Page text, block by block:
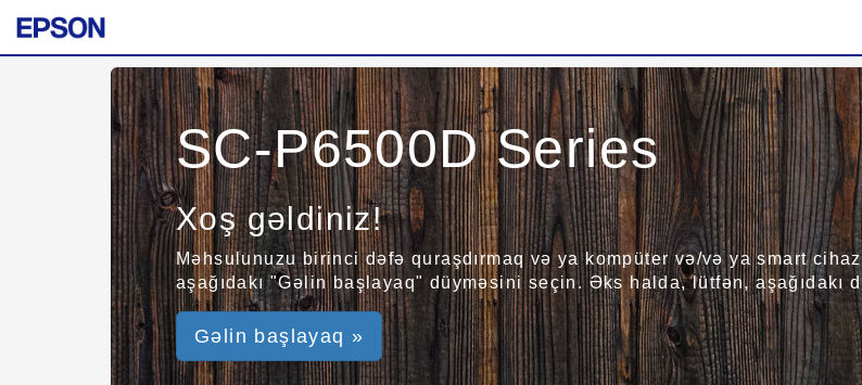
SC-P6500D Series
Xoş gəldiniz!
Məhsulunuzu birinci dəfə quraşdırmaq və ya kompüter və/və ya smart
aşağıdakı "Gəlin başlayaq" düyməsini seçin. Əks halda, lütfən,
Gəlin başlayaq »